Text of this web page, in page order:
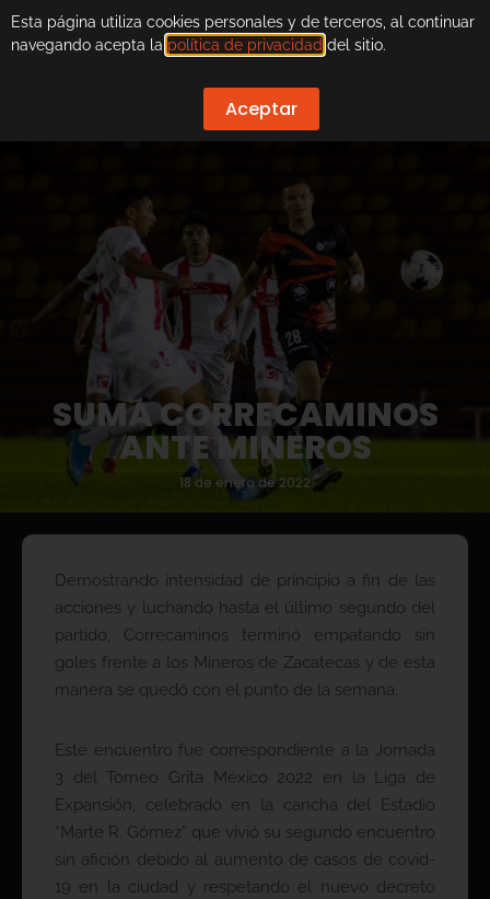
SUMA CORRECAMINOS
ANTE MINEROS
18 de enero de 2022
Demostrando intensidad de principio a fin de las
acciones y luchando hasta el último segundo del
partido, Correcaminos terminó empatando sin
goles frente a los Mineros de Zacatecas y de esta
manera se quedó con el punto de la semana.
Este encuentro fue correspondiente a la Jornada
3 del Torneo Grita México 2022 en la Liga de
Expansión, celebrado en la cancha del Estadio
“Marte R. Gómez” que vivió su segundo encuentro
sin afición debido al aumento de casos de covid-
19 en la ciudad y respetando el nuevo decreto
Esta página utiliza cookies personales y de terceros, al continuar
navegando acepta la política de privacidad del sitio.
Aceptar